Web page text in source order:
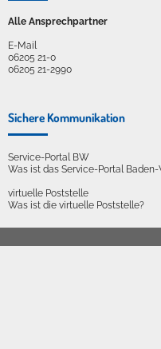
Alle Ansprechpartner
E-Mail
06205 21-0
06205 21-2990
Sichere Kommunikation
Service-Portal BW
Was ist das Service-Portal
virtuelle Poststelle
Was ist die virtuelle Poststelle?